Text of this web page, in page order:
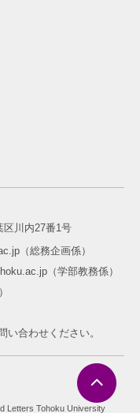
区川内27番1号
（総務企画係）
（学部教務係）
合わせください。
Letters Tohoku University